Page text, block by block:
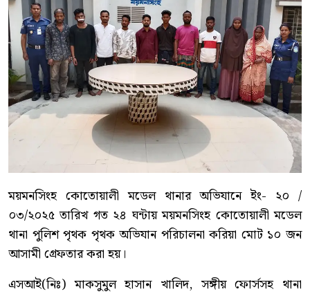
ময়মনসিংহ কোতোয়ালী মডেল থানার অভিযানে ইং- ২০ /
০৩/২০২৫ তারিখ গত ২৪ ঘন্টায় ময়মনসিংহ কোতোয়ালী মডেল
থানা পুলিশ পৃথক পৃথক অভিযান পরিচালনা করিয়া মোট ১০ জন
আসামী গ্রেফতার করা হয়।
এসআই(নিঃ) মাকসুমুল হাসান খালিদ, সঙ্গীয় ফোর্সসহ থানা